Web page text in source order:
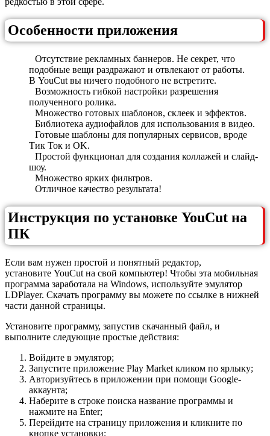
Особенности приложения
Отсутствие рекламных баннеров. Не секрет, что
подобные вещи раздражают и отвлекают от работы.
В YouCut вы ничего подобного не встретите.
Возможность гибкой настройки разрешения
полученного ролика.
Множество готовых шаблонов, склеек и эффектов.
Библиотека аудиофайлов для использования в видео.
Готовые шаблоны для популярных сервисов, вроде
Тик Ток и OK.
Простой функционал для создания коллажей и слайд-
шоу.
Множество ярких фильтров.
Отличное качество результата!
Инструкция по установке YouCut на
ПК
Если вам нужен простой и понятный редактор,
установите YouCut на свой компьютер! Чтобы эта мобильная
программа заработала на Windows, используйте эмулятор
LDPlayer. Скачать программу вы можете по ссылке в нижней
части данной страницы.
Установите программу, запустив скачанный файл, и
выполните следующие простые действия:
Войдите в эмулятор;
Запустите приложение Play Market кликом по ярлыку;
Авторизуйтесь в приложении при помощи Google-
аккаунта;
Наберите в строке поиска название программы и
нажмите на Enter;
Перейдите на страницу приложения и кликните по
кнопке установки;